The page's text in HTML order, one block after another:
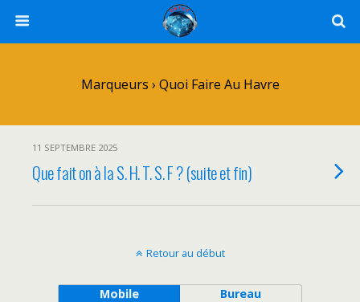
Marqueurs › Quoi Faire Au Havre
11 SEPTEMBRE 2025
Que fait on à la S. H. T. S. F ? (suite et fin)
Retour au début
Mobile Bureau